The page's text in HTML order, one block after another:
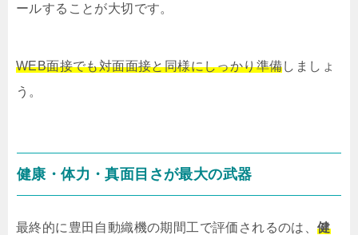
ールすることが大切です。
WEB面接でも対面面接と同様にしっかり準備しましょ
う。
健康・体力・真面目さが最大の武器
最終的に豊田自動織機の期間工で評価されるのは、健